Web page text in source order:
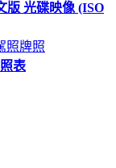
版 光碟映像 (ISO
照牌照
表